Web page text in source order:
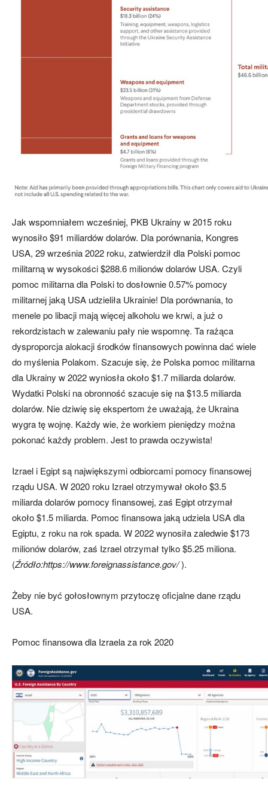
Jak wspomniałem wcześniej, PKB Ukrainy w 2015 roku
wynosiło $91 miliardów dolarów. Dla porównania, Kongres
USA, 29 września 2022 roku, zatwierdził dla Polski pomoc
militarną w wysokości $288.6 milionów dolarów USA. Czyli
pomoc militarna dla Polski to dosłownie 0.57% pomocy
militarnej jaką USA udzieliła Ukrainie! Dla porównania, to
menele po libacji mają więcej alkoholu we krwi, a już o
rekordzistach w zalewaniu pały nie wspomnę. Ta rażąca
dysproporcja alokacji środków finansowych powinna dać wiele
do myślenia Polakom. Szacuje się, że Polska pomoc militarna
dla Ukrainy w 2022 wyniosła około $1.7 miliarda dolarów.
Wydatki Polski na obronność szacuje się na $13.5 miliarda
dolarów. Nie dziwię się ekspertom że uważają, że Ukraina
wygra tę wojnę. Każdy wie, że workiem pieniędzy można
pokonać każdy problem. Jest to prawda oczywista!
Izrael i Egipt są największymi odbiorcami pomocy finansowej
rządu USA. W 2020 roku Izrael otrzymywał około $3.5
miliarda dolarów pomocy finansowej, zaś Egipt otrzymał
około $1.5 miliarda. Pomoc finansowa jaką udziela USA dla
Egiptu, z roku na rok spada. W 2022 wynosiła zaledwie $173
milionów dolarów, zaś Izrael otrzymał tylko $5.25 miliona.
(Źródło:https://www.foreignassistance.gov/).
Żeby nie być gołosłownym przytoczę oficjalne dane rządu
USA.
Pomoc finansowa dla Izraela za rok 2020